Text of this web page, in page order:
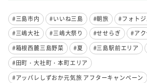
#三島市内 #いいね三島 #朝旅 #フォト
#三嶋大社
#三嶋大祭り #せせらぎ
#ア
#箱根西麓三島野菜
#夏 #三島駅前エリア
#田町・大社町・本町エリア
#アッパレしずおか元気旅 アフターキャンペーン